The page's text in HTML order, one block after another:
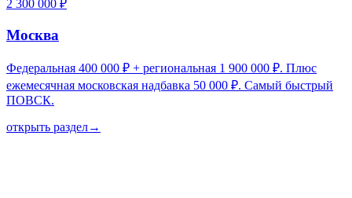
2 300 000 ₽
Москва
Федеральная 400 000 ₽ + региональная 1 900 000 ₽. Плюс
ежемесячная московская надбавка 50 000 ₽. Самый быстрый
ПОВСК.
открыть раздел→